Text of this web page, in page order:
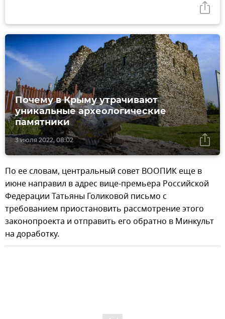
3 июля 2022, 08:02
Почему в Крыму утрачивают
уникальные археологические
памятники
По ее словам, центральный совет ВООПИК еще в
июне направил в адрес вице-премьера Российской
Федерации Татьяны Голиковой письмо с
требованием приостановить рассмотрение этого
законопроекта и отправить его обратно в Минкульт
на доработку.